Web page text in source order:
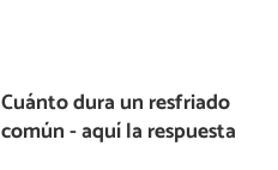
Cuánto dura un resfriado
común - aquí la respuesta